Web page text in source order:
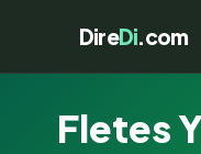
DireDi.com
Fletes